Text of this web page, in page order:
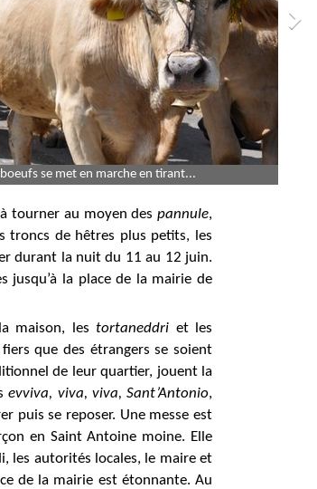
se met en marche en tirant...
tourner au moyen despannule,
troncs de hêtres plus petits, les
durant la nuit du 11 au 12 juin.
jusqu’à la place de la mairie de
maison, lestortaneddri et les
que des étrangers se soient
de leur quartier, jouent la
evviva, viva, viva, Sant’Antonio,
puis se reposer. Une messe est
en Saint Antoine moine. Elle
les autorités locales, le maire et
de la mairie est étonnante. Au